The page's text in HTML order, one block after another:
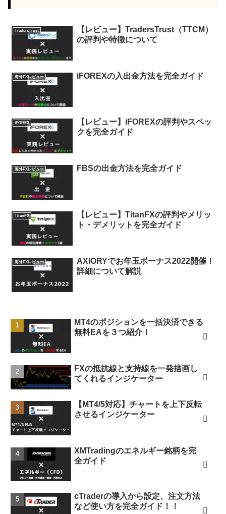
TradersTrust
【レビュー】TradersTrust（TTCM）
の評判や特徴について
海外FXレビュー iFOREXの入出金方法を完全ガイド
iFOREX
【レビュー】iFOREXの評判やスペッ
クを完全ガイド
海外FXレビュー FBSの出金方法を完全ガイド
TitanFX
【レビュー】TitanFXの評判やメリッ
ト・デメリットを完全ガイド
海外FXレビュー
AXIORYでお年玉ボーナス2022開催！
詳細について解説
MT4のポジションを一括決済できる
無料EAを３つ紹介！
FXの抵抗線と支持線を一発描画し
てくれるインジケーター
【MT4/5対応】チャートを上下反転
させるインジケーター
XMTradingのエネルギー銘柄を完
全ガイド
cTraderの導入から設定、注文方法
など使い方を完全ガイド！！